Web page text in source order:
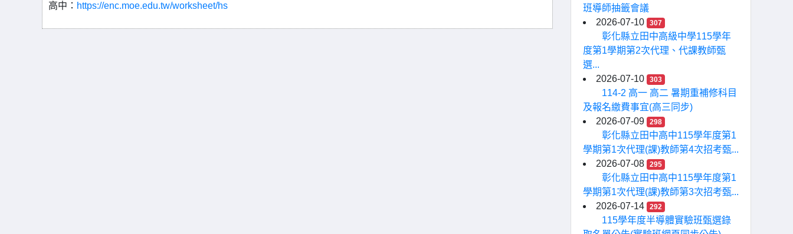
高中： https://enc.moe.edu.tw/worksheet/hs
班導師抽籤會議
2026-07-10
307
彰化縣立田中高級中學115學年
度第1學期第2次代理、代課教師甄
選...
2026-07-10
303
114-2 高一 高二 暑期重補修科目
及報名繳費事宜(高三同步)
2026-07-09
298
彰化縣立田中高中115學年度第1
學期第1次代理(課)教師第4次招考甄...
2026-07-08
295
彰化縣立田中高中115學年度第1
學期第1次代理(課)教師第3次招考甄...
2026-07-14
292
115學年度半導體實驗班甄選錄